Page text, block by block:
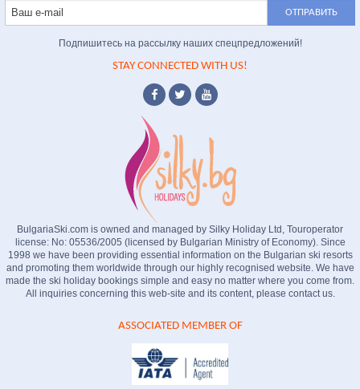
Подпишитесь на рассылку наших спецпредложений!
STAY CONNECTED WITH US!
BulgariaSki.com is owned and managed by Silky Holiday Ltd, Touroperator
license: No: 05536/2005 (licensed by Bulgarian Ministry of Economy). Since
1998 we have been providing essential information on the Bulgarian ski resorts
and promoting them worldwide through our highly recognised website. We have
made the ski holiday bookings simple and easy no matter where you come from.
All inquiries concerning this web-site and its content, please contact us.
ASSOCIATED MEMBER OF